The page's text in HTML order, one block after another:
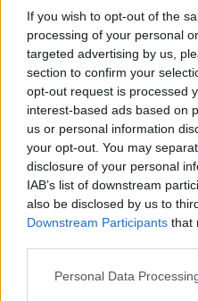
If you wish to opt-out of the
processing of your personal
targeted advertising by us,
section to confirm your
opt-out request is processed
interest-based ads based on
us or personal information
your opt-out. You may
disclosure of your personal
IAB’s list of downstream
also be disclosed by us to
Downstream Participants that
Personal Data
Vyhledávání
Zadejte
Vyhledávání
podle
písmen.
Zadejte
všechny
Vyberte
Puzzle nebylo nalezeno.